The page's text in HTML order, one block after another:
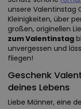
unsere Valentinstag
Kleinigkeiten, über
großen, originellen
zum Valentinstag
unvergessen und
fliegen!
Geschenk
deines Lebens
Liebe Männer, eine